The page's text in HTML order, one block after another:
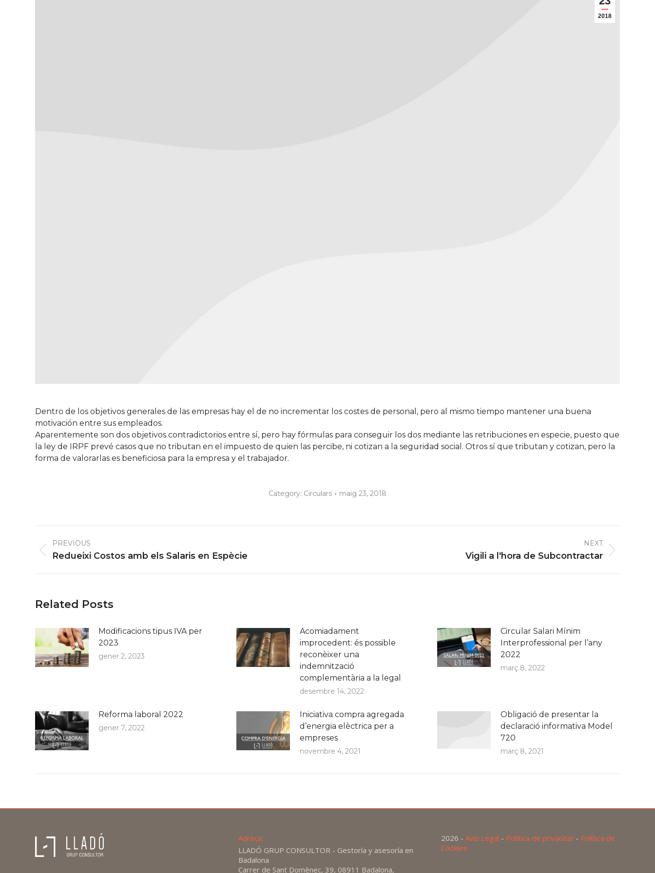
2018
Dentro de los objetivos generales de las empresas hay el de no incrementar los costes de personal, pero al mismo tiempo mantener una buena
motivación entre sus empleados.
Aparentemente son dos objetivos contradictorios entre sí, pero hay fórmulas para conseguir los dos mediante las retribuciones en especie, puesto que
la ley de IRPF prevé casos que no tributan en el impuesto de quien las percibe, ni cotizan a la seguridad social. Otros sí que tributan y cotizan, pero la
forma de valorarlas es beneficiosa para la empresa y el trabajador.
Category: Circulars maig 23, 2018
navigation
PREVIOUS
Previous
Redueixi Costos amb els Salaris en Espècie
NEXT
Vigili a l'hora de Subcontractar
Related Posts
Modificacions tipus IVA per
2023
gener 2, 2023
Acomiadament
improcedent: és possible
reconèixer una
indemnització
complementària a la legal
desembre 14, 2022
Circular Salari Mínim
Interprofessional per l’any
2022
març 8, 2022
Reforma laboral 2022
gener 7, 2022
Iniciativa compra agregada
d’energia elèctrica per a
empreses
novembre 4, 2021
Obligació de presentar la
declaració informativa Model
720
març 8, 2021
Adreça:
LLADÓ GRUP CONSULTOR - Gestoría y asesoría en
Badalona
Carrer de Sant Domènec, 39, 08911 Badalona,
2026 -Avís Legal - Política de privacitat - Política de
Cookies